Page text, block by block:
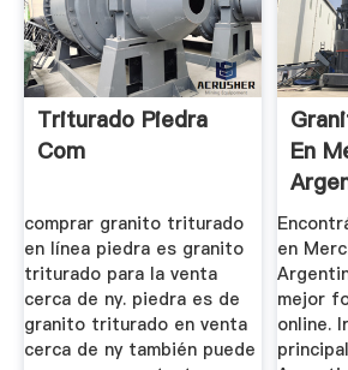
Triturado Piedra
Com
comprar granito triturado
en línea piedra es granito
triturado para la venta
cerca de ny. piedra es de
granito triturado en venta
cerca de ny también puede
En
en
mejor
online.